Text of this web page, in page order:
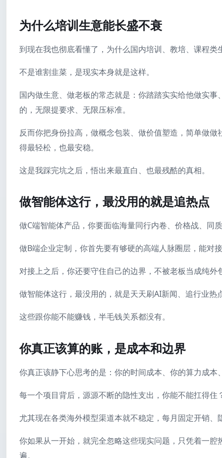
为什么培训生意能长盛不衰
到现在我也彻底看懂了，为什么国内培训、教培、课程类
不是谁割韭菜，是现实本身就是这样。
国内做生意、做老板的常态就是：你踏踏实实给他做实
的，无限提要求、无限压标准。
反而你把身份拉高，做概念包装、做价值塑造，简单做
得最轻松，也最安稳。
这是我踩完坑之后，悟出来最直白、也最残酷的真相。
做智能体这行，最没用的就是追热点
做C端智能体产品，你要面临海量同行内卷、价格战、同
做B端企业定制，你首先要有够硬的高端人脉圈层，能对
对接上之后，你还要守住自己的边界，不被老板当成纯
做智能体这行，最没用的，就是天天刷AI新闻、追行业
这些跟你能不能赚钱，半毛钱关系都没有。
你真正该算的账，是成本和边界
你真正该静下心思考的是：你的时间成本、你的算力成
每一个项目背后，源源不断的隐性支出，你能不能扛得住
尤其现在各类海外模型渠道本就不稳定，每月固定开销、
你如果从一开始，就完全忽略这些现实问题，只凭着一
遍。